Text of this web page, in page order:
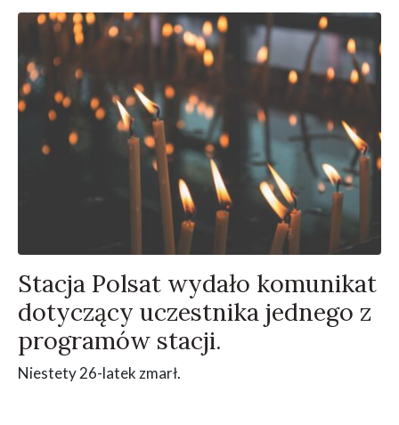
Stacja Polsat wydało komunikat
dotyczący uczestnika jednego z
programów stacji.
Niestety 26-latek zmarł.